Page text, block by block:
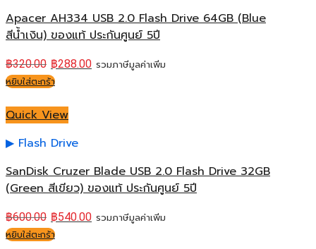
Apacer AH334 USB 2.0 Flash Drive 64GB (Blue
สีน้ำเงิน) ของแท้ ประกันศูนย์ 5ปี
฿320.00 ฿288.00 รวมภาษีมูลค่าเพิ่ม
หยิบใส่ตะกร้า
Quick View
Flash Drive
SanDisk Cruzer Blade USB 2.0 Flash Drive 32GB
(Green สีเขียว) ของแท้ ประกันศูนย์ 5ปี
฿600.00 ฿540.00 รวมภาษีมูลค่าเพิ่ม
หยิบใส่ตะกร้า